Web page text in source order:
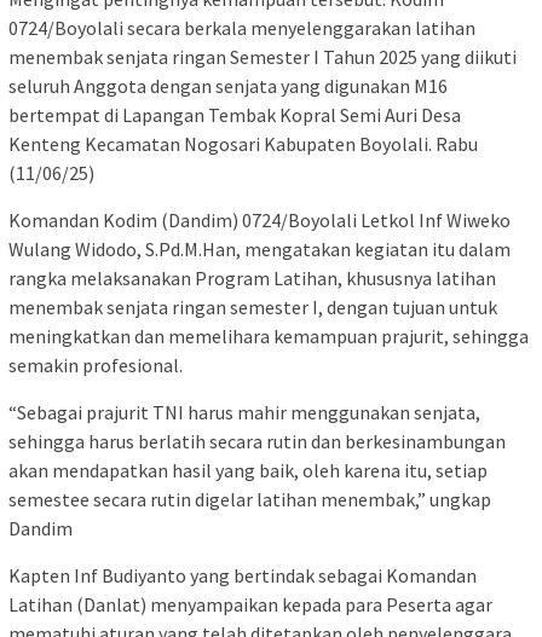
0724/Boyolali secara berkala menyelenggarakan latihan
menembak senjata ringan Semester I Tahun 2025 yang diikuti
seluruh Anggota dengan senjata yang digunakan M16
bertempat di Lapangan Tembak Kopral Semi Auri Desa
Kenteng Kecamatan Nogosari Kabupaten Boyolali. Rabu
(11/06/25)
Komandan Kodim (Dandim) 0724/Boyolali Letkol Inf Wiweko
Wulang Widodo, S.Pd.M.Han, mengatakan kegiatan itu dalam
rangka melaksanakan Program Latihan, khususnya latihan
menembak senjata ringan semester I, dengan tujuan untuk
meningkatkan dan memelihara kemampuan prajurit, sehingga
semakin profesional.
“Sebagai prajurit TNI harus mahir menggunakan senjata,
sehingga harus berlatih secara rutin dan berkesinambungan
akan mendapatkan hasil yang baik, oleh karena itu, setiap
semestee secara rutin digelar latihan menembak,” ungkap
Dandim
Kapten Inf Budiyanto yang bertindak sebagai Komandan
Latihan (Danlat) menyampaikan kepada para Peserta agar